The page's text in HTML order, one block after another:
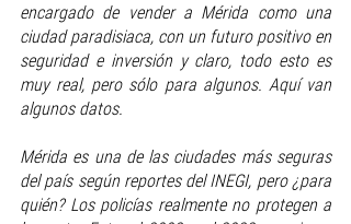
encargado de vender a Mérida como una
ciudad paradisiaca, con un futuro positivo en
seguridad e inversión y claro, todo esto es
muy real, pero sólo para algunos. Aquí van
algunos datos.
Mérida es una de las ciudades más seguras
del país según reportes del INEGI, pero ¿para
quién? Los policías realmente no protegen a